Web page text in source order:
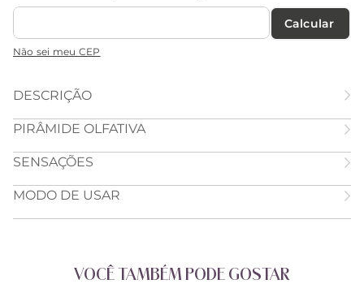
Não sei meu CEP
DESCRIÇÃO
PIRÂMIDE OLFATIVA
SENSAÇÕES
MODO DE USAR
VOCÊ TAMBÉM PODE GOSTAR